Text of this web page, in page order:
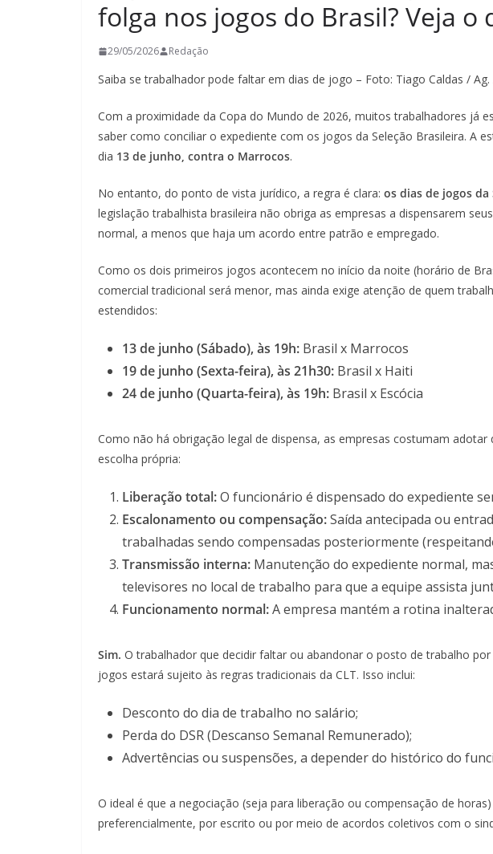
folga nos jogos do Brasil? Veja o
29/05/2026 Redação
Saiba se trabalhador pode faltar em dias de jogo – Foto: Tiago Caldas / Ag.
Com a proximidade da Copa do Mundo de 2026, muitos trabalhadores já
saber como conciliar o expediente com os jogos da Seleção Brasileira. A
dia 13 de junho, contra o Marrocos.
No entanto, do ponto de vista jurídico, a regra é clara: os dias de jogos
legislação trabalhista brasileira não obriga as empresas a dispensarem
normal, a menos que haja um acordo entre patrão e empregado.
Como os dois primeiros jogos acontecem no início da noite (horário de
comercial tradicional será menor, mas ainda exige atenção de quem
estendidos:
13 de junho (Sábado), às 19h: Brasil x Marrocos
19 de junho (Sexta-feira), às 21h30: Brasil x Haiti
24 de junho (Quarta-feira), às 19h: Brasil x Escócia
Como não há obrigação legal de dispensa, as empresas costumam
escolha própria:
Liberação total:O funcionário é dispensado do expediente
Escalonamento ou compensação:Saída antecipada ou
trabalhadas sendo compensadas posteriormente
Transmissão interna: Manutenção do expediente normal,
televisores no local de trabalho para que a equipe assista
Funcionamento normal:A empresa mantém a rotina
Sim. O trabalhador que decidir faltar ou abandonar o posto de trabalho
jogos estará sujeito às regras tradicionais da CLT. Isso inclui:
Desconto do dia de trabalho no salário;
Perda do DSR (Descanso Semanal Remunerado);
Advertências ou suspensões, a depender do histórico do
O ideal é que a negociação (seja para liberação ou compensação de
preferencialmente, por escrito ou por meio de acordos coletivos com o